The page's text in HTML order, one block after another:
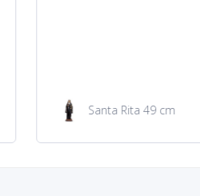
Garrafa de água 100ml